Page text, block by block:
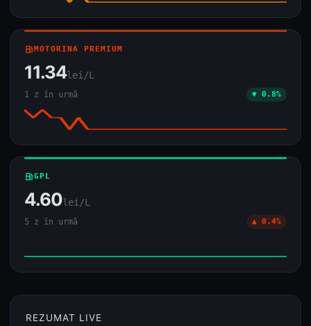
local_gas_stationMOTORINA PREMIUM
11.34lei/L
1 z în urmă ▼ 0.8%
local_gas_stationGPL
4.60lei/L
5 z în urmă ▲ 0.4%
REZUMAT LIVE